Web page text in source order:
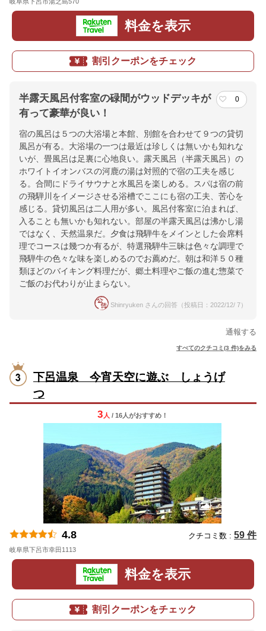
料金を表示
割引クーポンをチェック
半露天風呂付客室の碌間がウッドデッキが
有って豪華が良い！
0
宿の風呂は５つの大浴場と本館、別館を合わせて９つの貸切
風呂が有る。大浴場の一つは最近は珍しくは無いかも知れな
いが、畳風呂は足裏に心地良い。露天風呂（半露天風呂）の
ホワイトイオンバスの河鹿の湯は対照的で宿の工夫を感じ
る。合間にドライサウナと水風呂を楽しめる。スパは宿の前
の飛騨川をイメージさせる浴槽でここにも宿の工夫、苦心を
感じる。貸切風呂は二人用が多い。風呂付客室に泊まれば、
入ることも無いかも知れない。部屋の半露天風呂は沸かし湯
ではなく、天然温泉だ。夕食は飛騨牛をメインとした会席料
理でコースは幾つか有るが、特選飛騨牛三昧は色々な調理で
飛騨牛の色々な味を楽しめるのでお薦めだ。朝は和洋５０種
類ほどのバイキング料理だが、郷土料理やご飯の進む惣菜で
ご飯のお代わりが止まらない。
Shinryuken さんの回答（投稿日：2022/12/ 7）
通報する
すべてのクチコミ(3 件)をみる
下呂温泉 今宵天空に遊ぶ しょうげ
つ
3 人 / 16人がおすすめ！
4.8 クチコミ数 : 59 件
岐阜県下呂市幸田1113
料金を表示
割引クーポンをチェック